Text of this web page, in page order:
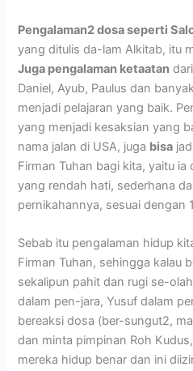
Pengalaman2 dosa seperti
yang ditulis da-lam Alkitab, itu
Juga pengalaman ketaatan
Daniel, Ayub, Paulus dan
menjadi pelajaran yang baik.
yang menjadi kesaksian yang
nama jalan di USA, juga bisa
Firman Tuhan bagi kita, yaitu
yang rendah hati, sederhana
pernikahannya, sesuai dengan
Sebab itu pengalaman hidup
Firman Tuhan, sehingga kalau
sekalipun pahit dan rugi se-
dalam pen-jara, Yusuf dalam
bereaksi dosa (ber-sungut2,
dan minta pimpinan Roh
mereka hidup benar dan ini